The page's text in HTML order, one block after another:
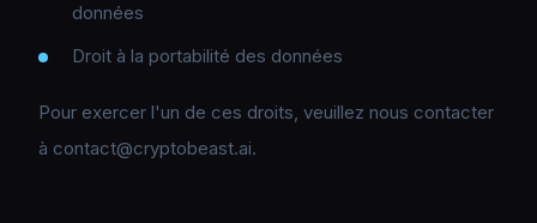
données
Droit à la portabilité des données
Pour exercer l'un de ces droits, veuillez nous contacter
à contact@cryptobeast.ai.